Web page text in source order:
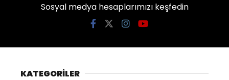
Sosyal medya hesaplarımızı keşfedin
KATEGORİLER